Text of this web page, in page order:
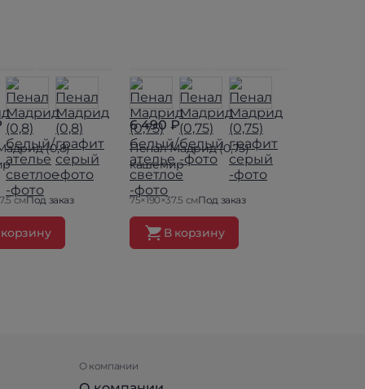
(0,8)
смПод заказ
6 490 ₽
Пенал Мадрид (0,75)
кашемир
75×190×37.5 смПод заказ
В корзину
О компании